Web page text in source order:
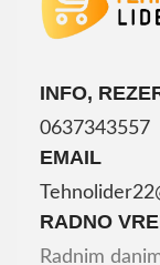
INFO,
0637343557
EMAIL
RADNO
Radnim